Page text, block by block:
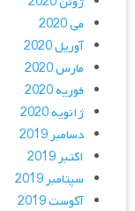
می 2020
آوریل 2020
مارس 2020
فوریه 2020
ژانویه 2020
دسامبر 2019
اکتبر 2019
سپتامبر 2019
آگوست 2019